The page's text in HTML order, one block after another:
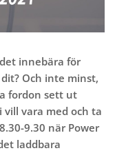
innebära för
Och inte minst,
fordon sett ut
vill vara med och ta
9.30 när Power
laddbara